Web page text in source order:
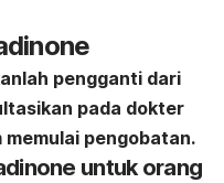
pengganti dari
pada dokter
pengobatan.
untuk orang